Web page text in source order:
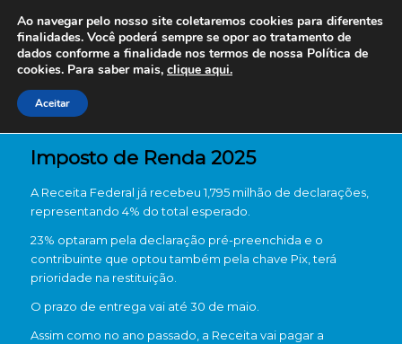
Imposto de Renda 2025
A Receita Federal já recebeu 1,795 milhão de declarações,
representando 4% do total esperado.
23% optaram pela declaração pré-preenchida e o
contribuinte que optou também pela chave Pix,terá
prioridade na restituição.
O prazo de entrega vai até 30 de maio.
Assim como no ano passado, a Receita vai pagar a
Ao navegar pelo nosso site coletaremos cookies para diferentes
finalidades. Você poderá sempre se opor ao tratamento de
dados conforme a finalidade nos termos de nossa Política de
cookies. Para saber mais, clique aqui.
Aceitar